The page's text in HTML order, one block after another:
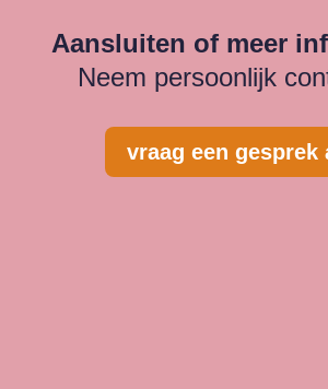
Aansluiten of meer
Neem persoonlijk
vraag een gesprek